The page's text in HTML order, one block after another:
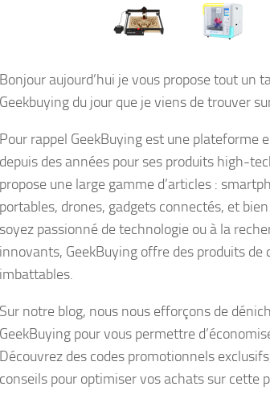
Bonjour aujourd’hui je vous propose tout un
Geekbuying du jour que je viens de trouver
Pour rappel GeekBuying est une plateforme
depuis des années pour ses produits high-
propose une large gamme d’articles :
portables, drones, gadgets connectés, et
soyez passionné de technologie ou à la
innovants, GeekBuying offre des produits de
imbattables.
Sur notre blog, nous nous efforçons de
GeekBuying pour vous permettre
Découvrez des codes promotionnels
conseils pour optimiser vos achats sur cette